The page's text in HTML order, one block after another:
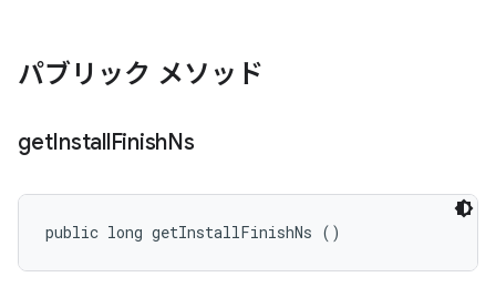
パブリック メソッド
getInstallFinishNs
public long getInstallFinishNs ()